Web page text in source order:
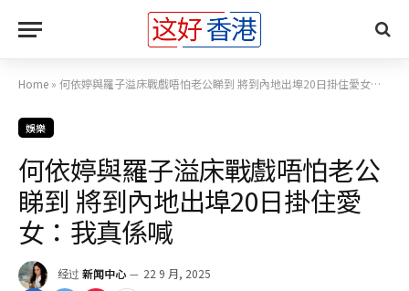
Home » 何依婷與羅子溢床戰戲唔怕老公睇到 將到內地出埠20日掛住愛女：我真係喊
娛樂
何依婷與羅子溢床戰戲唔怕老公
睇到 將到內地出埠20日掛住愛
女：我真係喊
经过 新闻中心 22 9 月, 2025